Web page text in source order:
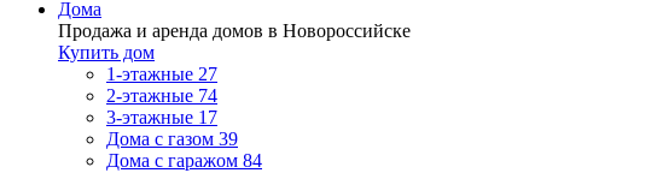
Дома
Продажа и аренда домов в Новороссийске
Купить дом
1-этажные 27
2-этажные 74
3-этажные 17
Дома с газом 39
Дома с гаражом 84